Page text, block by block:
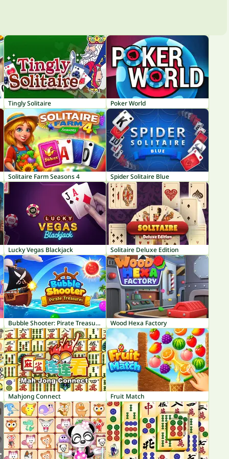
Tingly Solitaire Poker World
Solitaire Farm Seasons 4 Spider Solitaire Blue
Lucky Vegas Blackjack Solitaire Deluxe Edition
Bubble Shooter: Pirate Treasures Wood Hexa Factory
Mahjong Connect Fruit Match